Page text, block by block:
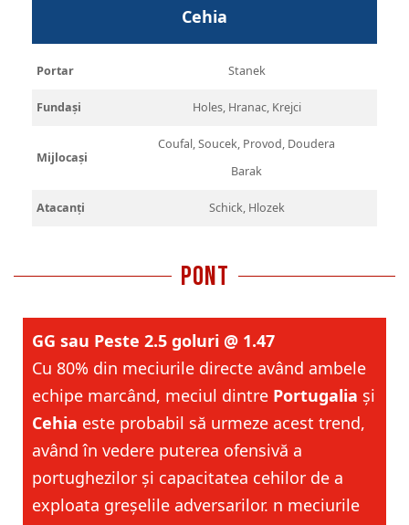
Cehia
Portar Stanek
Fundași Holes, Hranac, Krejci
Mijlocași
Coufal, Soucek, Provod, Doudera
Barak
Atacanți Schick, Hlozek
pont
GG sau Peste 2.5 goluri @ 1.47
Cu 80% din meciurile directe având ambele
echipe marcând, meciul dintre Portugalia și
Cehia este probabil să urmeze acest trend,
având în vedere puterea ofensivă a
portughezilor și capacitatea cehilor de a
exploata greșelile adversarilor. n meciurile